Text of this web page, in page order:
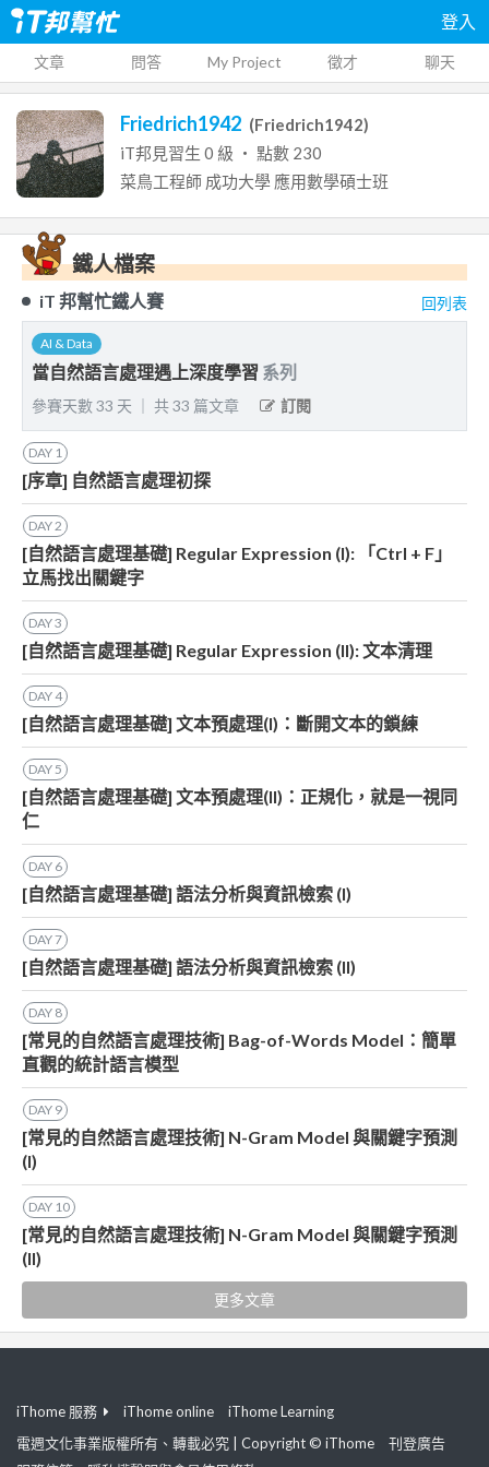
登入
文章 問答 My Project 徵才 聊天
Friedrich1942 (Friedrich1942)
iT邦見習生 0 級 ‧ 點數 230
菜鳥工程師 成功大學 應用數學碩士班
鐵人檔案
iT 邦幫忙鐵人賽 回列表
AI & Data
當自然語言處理遇上深度學習 系列
參賽天數33 天 共33 篇文章 訂閱
DAY 1
[序章] 自然語言處理初探
DAY2
[自然語言處理基礎] Regular Expression (I): 「Ctrl + F」
立馬找出關鍵字
DAY3
[自然語言處理基礎] Regular Expression (II): 文本清理
DAY4
[自然語言處理基礎] 文本預處理(I)：斷開文本的鎖練
DAY5
[自然語言處理基礎] 文本預處理(II)：正規化，就是一視同
仁
DAY 6
[自然語言處理基礎] 語法分析與資訊檢索 (I)
DAY7
[自然語言處理基礎] 語法分析與資訊檢索 (II)
DAY 8
[常見的自然語言處理技術] Bag-of-Words Model：簡單
直觀的統計語言模型
DAY 9
[常見的自然語言處理技術] N-Gram Model 與關鍵字預測
(I)
DAY 10
[常見的自然語言處理技術] N-Gram Model 與關鍵字預測
(II)
更多文章
iThome 服務 iThome online
iThome Learning
電週文化事業版權所有、轉載必究 | Copyright © iThome
刊登廣告